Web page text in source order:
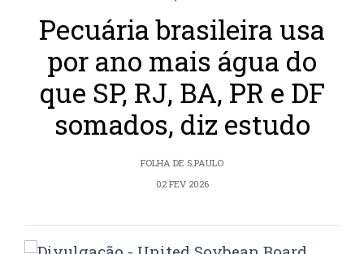
Pecuária brasileira usa
por ano mais água do
que SP, RJ, BA, PR e DF
somados, diz estudo
FOLHA DE S.PAULO
02 FEV 2026